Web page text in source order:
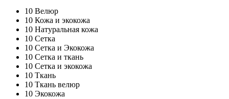
10 Велюр
10 Кожа и экокожа
10 Натуральная кожа
10 Сетка
10 Сетка и Экокожа
10 Сетка и ткань
10 Сетка и экокожа
10 Ткань
10 Ткань велюр
10 Экокожа